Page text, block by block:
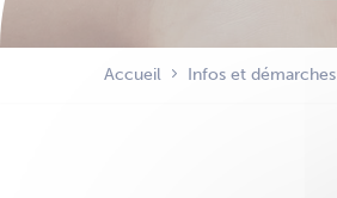
Accueil Infos et démarches